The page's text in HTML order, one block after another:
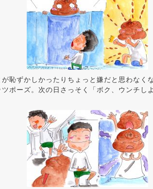
恥ずかしかったりちょっと嫌だと思わなく
ポーズ。次の日さっそく「ボク、ウンチし